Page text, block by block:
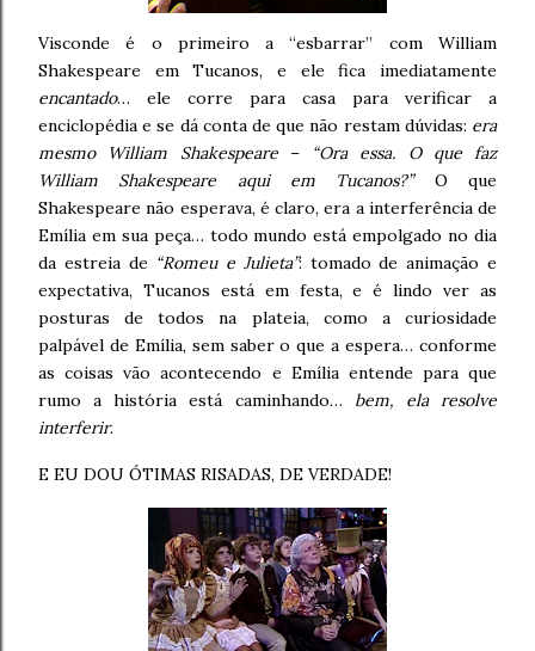
Visconde é o primeiro a “esbarrar” com William
Shakespeare em Tucanos, e ele fica imediatamente
encantado… ele corre para casa para verificar a
enciclopédia e se dá conta de que não restam dúvidas: era
mesmo William Shakespeare–
“Ora essa. O que faz
William Shakespeare aqui em Tucanos?”O que
Shakespeare não esperava, é claro, era a interferência de
Emília em sua peça… todo mundo está empolgado no dia
da estreia de “Romeu e Julieta”: tomado de animação e
expectativa, Tucanos está em festa, e é lindo ver as
posturas de todos na plateia, como a curiosidade
palpável de Emília, sem saber o que a espera… conforme
as coisas vão acontecendo e Emília entende para que
rumo a história está caminhando… bem, ela resolve
interferir.
E EU DOU ÓTIMAS RISADAS, DE VERDADE!